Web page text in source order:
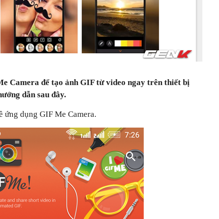
Camera để tạo ảnh GIF từ video ngay trên thiết bị
dẫn sau đây.
ứng dụng GIF Me Camera.